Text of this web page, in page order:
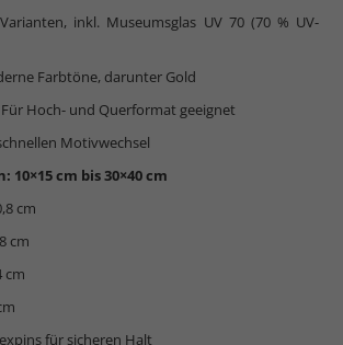
inkl. Museumsglas UV 70 (70 % UV-
Farbtöne, darunter Gold
Für Hoch- und Querformat geeignet
Motivwechsel
10×15 cm bis 30×40 cm
cm
cm
cm
für sicheren Halt